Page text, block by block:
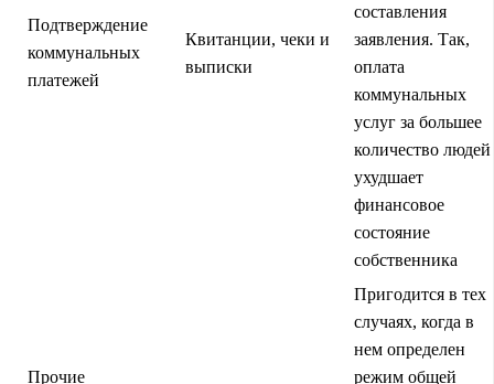
Подтверждение
коммунальных
платежей
Квитанции, чеки и
выписки
составления
заявления. Так,
оплата
коммунальных
услуг за большее
количество людей
ухудшает
финансовое
состояние
собственника
Прочие
Пригодится в тех
случаях, когда в
нем определен
режим общей